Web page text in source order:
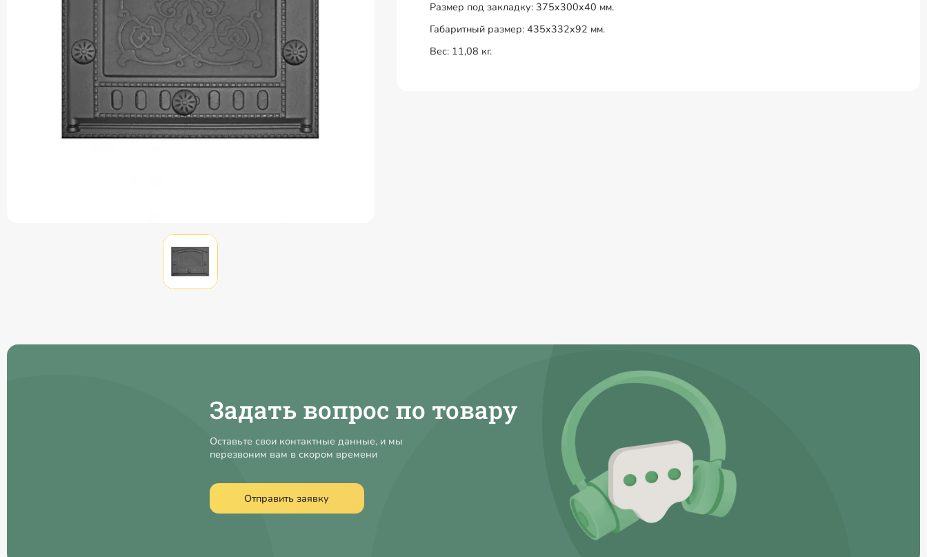
Размер под закладку: 375x300x40 мм.
Габаритный размер: 435x332x92 мм.
Вес: 11,08 кг.
Задать вопрос по товару
Оставьте свои контактные данные, и мы
перезвоним вам в скором времени
Отправить заявку